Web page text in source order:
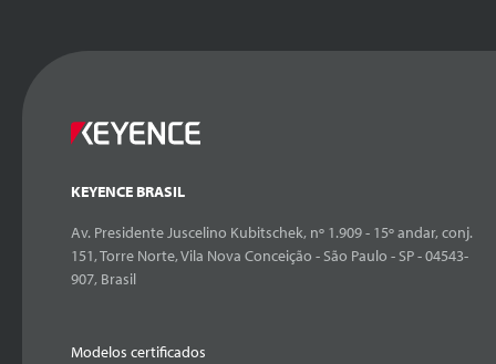
KEYENCE BRASIL
Av. Presidente Juscelino Kubitschek, nº 1.909 - 15º andar, conj.
151, Torre Norte, Vila Nova Conceição - São Paulo - SP - 04543-
907, Brasil
Modelos certificados